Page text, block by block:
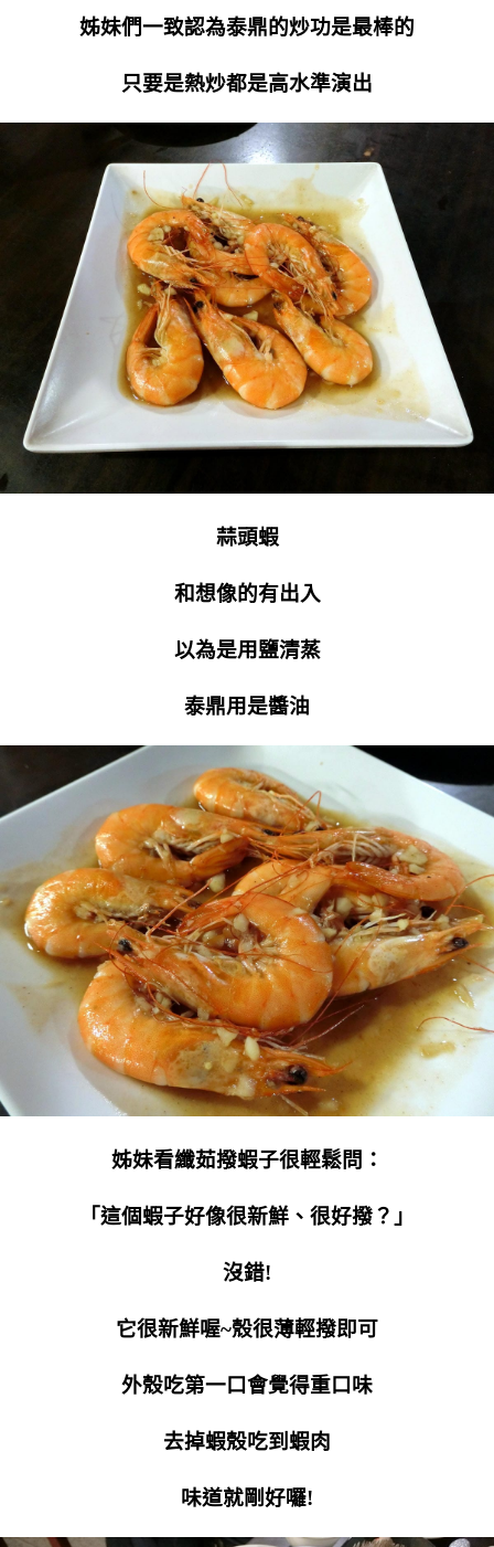
姊妹們一致認為泰鼎的炒功是最棒的
只要是熱炒都是高水準演出
蒜頭蝦
和想像的有出入
以為是用鹽清蒸
泰鼎用是醬油
姊妹看纖茹撥蝦子很輕鬆問：
「這個蝦子好像很新鮮、很好撥？」
沒錯!
它很新鮮喔~殼很薄輕撥即可
外殼吃第一口會覺得重口味
去掉蝦殼吃到蝦肉
味道就剛好囉!